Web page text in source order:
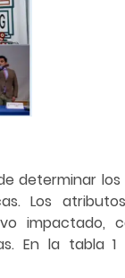
determinar
Los
En la tabla